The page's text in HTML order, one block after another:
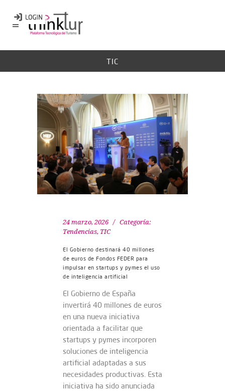
TIC
24 marzo, 2026
Categoría:
Tendencias, TIC
El Gobierno destinará 40 millones
de euros de Fondos FEDER para
impulsar en startups y pymes el uso
de inteligencia artificial
El Gobierno de España
invertirá 40 millones de euros
en una nueva iniciativa
orientada a facilitar que
startups y pymes incorporen
soluciones de inteligencia
artificial adaptadas a sus
necesidades productivas. Esta
iniciativa ha sido anunciada